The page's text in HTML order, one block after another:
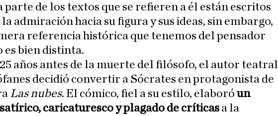
parte de los textos que se refieren a él están escritos
la admiración hacia su figura y sus ideas, sin embargo,
referencia histórica que tenemos del pensador
es bien distinta.
años antes de la muerte del filósofo, el autor teatral
decidió convertir a Sócrates en protagonista de
Las nubes. El cómico, fiel a su estilo, elaboró un
caricaturesco y plagado de críticas a la